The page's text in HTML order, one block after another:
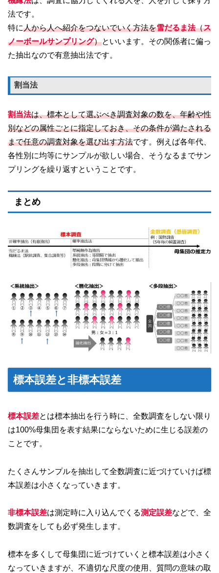
法です。
特に人から人へ紹介をつないでいく方法を雪だるま法（ス
ノーボールサンプリング）といいます。その関係者に偏っ
た抽出なので有意抽出法です。
割当法
割当法は、標本として選ぶべき調査対象の数を、年齢や性
別などの属性ごとに指定しておき、その条件が満たされる
まで任意の調査対象を選び出す方法です。例えば各年代、
各性別に均等にサンプルが欲しい場合、そうなるまでサン
プリングを繰り返すということです。
まとめ
標本誤差と非標本誤差
標本誤差とは標本抽出を行う時に、全数調査をしない限り
は100%母集団を表す結果にならないために生じる誤差の
ことです。
たくさんサンプルを抽出して全数調査に近づけていけば標
本誤差は小さくなっていきます。
非標本誤差は測定時に入り込んでくる測定誤差などで、全
数調査をしても必ず発生します。
標本を多くして母集団に近づけていくと標本誤差は小さく
なっていきますが、不適切な尺度の使用、質問の意味の取